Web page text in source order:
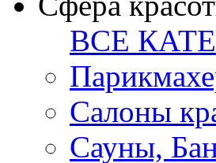
ВСЕ
Салоны
Сауны,